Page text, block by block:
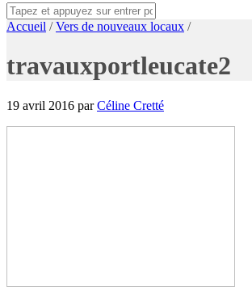
Accueil /Vers de nouveaux locaux /
travauxportleucate2
19 avril 2016 parCéline Cretté